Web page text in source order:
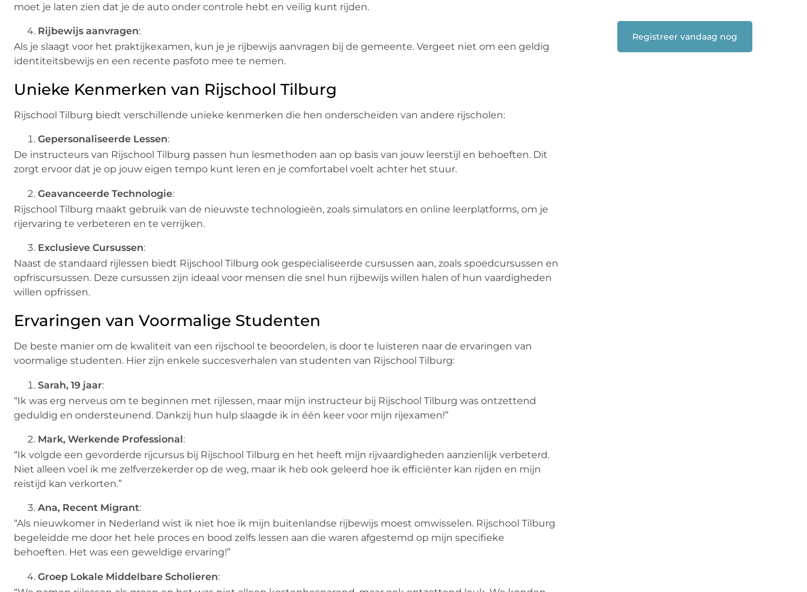
moet je laten zien dat je de auto onder controle hebt en veilig kunt rijden.
Rijbewijs aanvragen:
Als je slaagt voor het praktijkexamen, kun je je rijbewijs aanvragen bij de gemeente. Vergeet niet om een geldig
identiteitsbewijs en een recente pasfoto mee te nemen.
Unieke Kenmerken van Rijschool Tilburg
Rijschool Tilburg biedt verschillende unieke kenmerken die hen onderscheiden van andere rijscholen:
Gepersonaliseerde Lessen:
De instructeurs van Rijschool Tilburg passen hun lesmethoden aan op basis van jouw leerstijl en behoeften. Dit
zorgt ervoor dat je op jouw eigen tempo kunt leren en je comfortabel voelt achter het stuur.
Geavanceerde Technologie:
Rijschool Tilburg maakt gebruik van de nieuwste technologieën, zoals simulators en online leerplatforms, om je
rijervaring te verbeteren en te verrijken.
Exclusieve Cursussen:
Naast de standaard rijlessen biedt Rijschool Tilburg ook gespecialiseerde cursussen aan, zoals spoedcursussen en
opfriscursussen. Deze cursussen zijn ideaal voor mensen die snel hun rijbewijs willen halen of hun vaardigheden
willen opfrissen.
Ervaringen van Voormalige Studenten
De beste manier om de kwaliteit van een rijschool te beoordelen, is door te luisteren naar de ervaringen van
voormalige studenten. Hier zijn enkele succesverhalen van studenten van Rijschool Tilburg:
Sarah, 19 jaar:
“Ik was erg nerveus om te beginnen met rijlessen, maar mijn instructeur bij Rijschool Tilburg was ontzettend
geduldig en ondersteunend. Dankzij hun hulp slaagde ik in één keer voor mijn rijexamen!”
Mark, Werkende Professional:
“Ik volgde een gevorderde rijcursus bij Rijschool Tilburg en het heeft mijn rijvaardigheden aanzienlijk verbeterd.
Niet alleen voel ik me zelfverzekerder op de weg, maar ik heb ook geleerd hoe ik efficiënter kan rijden en mijn
reistijd kan verkorten.”
Ana, Recent Migrant:
“Als nieuwkomer in Nederland wist ik niet hoe ik mijn buitenlandse rijbewijs moest omwisselen. Rijschool Tilburg
begeleidde me door het hele proces en bood zelfs lessen aan die waren afgestemd op mijn specifieke
behoeften. Het was een geweldige ervaring!”
Groep Lokale Middelbare Scholieren:
Registreer vandaag nog